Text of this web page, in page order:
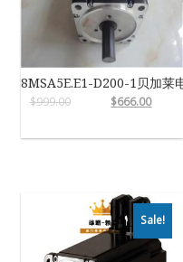
8MSA5E.E1-D200-1贝加莱
$999.00 $666.00
Sale!